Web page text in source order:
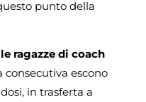
punto della
le ragazze di coach
consecutiva escono
in trasferta a